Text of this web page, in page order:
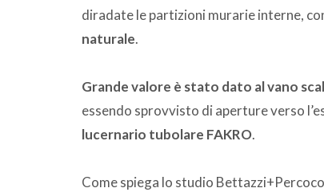
diradate le partizioni murarie interne,
naturale.
Grande valore è stato dato al vano
essendo sprovvisto di aperture verso
lucernario tubolare FAKRO.
Come spiega lo studio